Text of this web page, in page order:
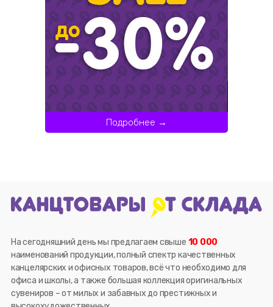
Подробнее →
На сегодняшний день мы предлагаем свыше 10 000
наименований продукции, полный спектр качественных
канцелярских и офисных товаров, всё что необходимо для
офиса и школы, а также большая коллекция оригинальных
сувениров – от милых и забавных до престижных и